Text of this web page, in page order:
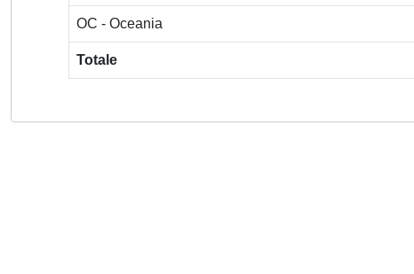
OC - Oceania
Totale